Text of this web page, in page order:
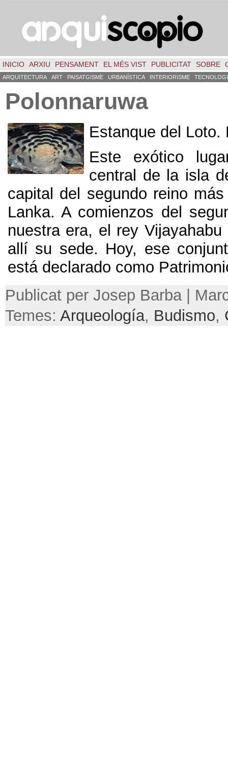
INICIO ARXIU PENSAMENT EL MÉS VIST PUBLICITAT SOBRE
ARQUITECTURA ART PAISATGISME URBANÍSTICA INTERIORISME
Polonnaruwa
Estanque del Loto.
Este exótico
central de la isla
capital del segundo reino
Lanka.A comienzos del
nuestra era, el rey
allí su sede. Hoy, ese
está declarado como
Publicat per Josep Barba |
Temes: Arqueología, Budismo,